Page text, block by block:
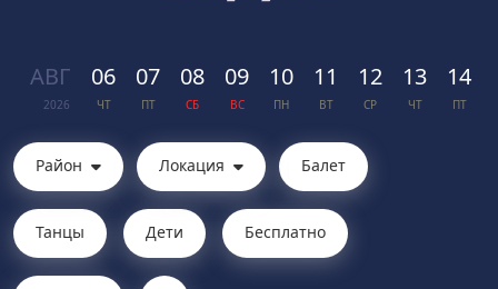
АВГ
2026
06
ЧТ
07
ПТ
08
СБ
09
ВС
10
ПН
11
ВТ
12
СР
13
ЧТ
14
ПТ
Район Локация Балет
Танцы Дети Бесплатно